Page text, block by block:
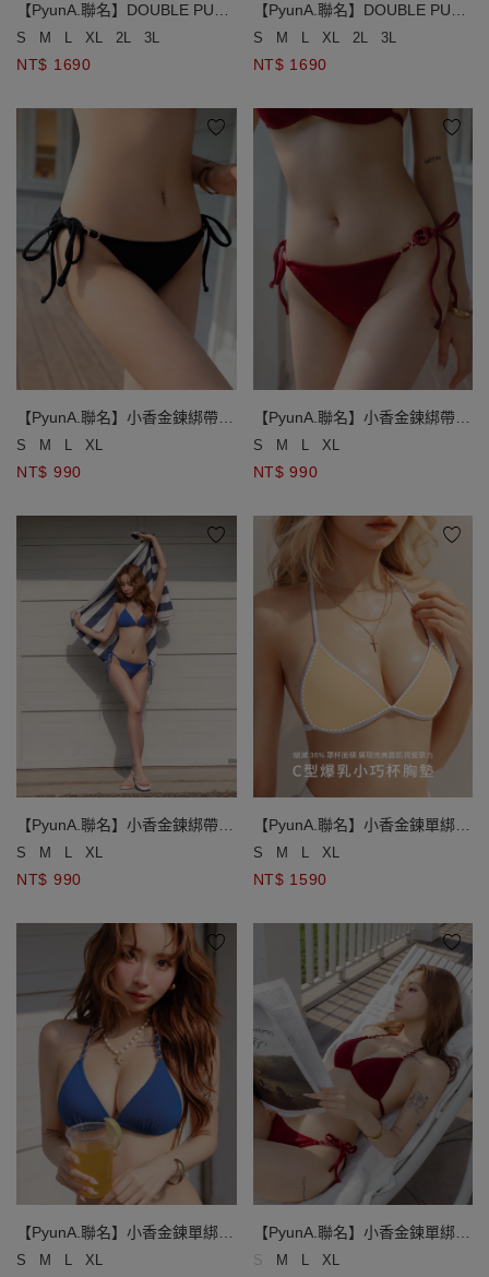
【PyunA.聯名】DOUBLE PUSH
終極美波小香風玫瑰雙綁比基尼
S M L XL 2L 3L
NT$ 1690
【PyunA.聯名】DOUBLE PUSH
終極美波小香風玫瑰雙綁比基尼
S M L XL 2L 3L
NT$ 1690
【PyunA.聯名】小香金鍊綁帶低
腰泳褲
S M L XL
NT$ 990
【PyunA.聯名】小香金鍊綁帶低
腰泳褲
S M L XL
NT$ 990
【PyunA.聯名】小香金鍊綁帶低
腰泳褲
S M L XL
NT$ 990
【PyunA.聯名】小香金鍊單綁帶
小巧杯比基尼
S M L XL
NT$ 1590
【PyunA.聯名】小香金鍊單綁帶
小巧杯比基尼
S M L XL
【PyunA.聯名】小香金鍊單綁帶
小巧杯比基尼
S M L XL